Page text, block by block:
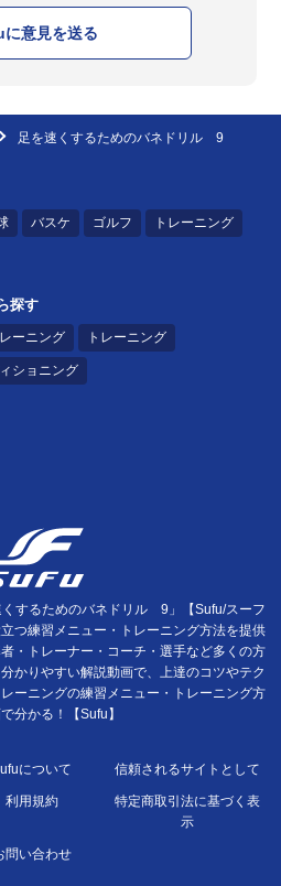
意見を送る
足を速くするためのバネドリル 9
バスケ ゴルフ トレーニング
探す
ーニング トレーニング
ショニング
くするためのバネドリル 9」【Sufu/スーフ
つ練習メニュー・トレーニング方法を提供
・トレーナー・コーチ・選手など多くの方
かりやすい解説動画で、上達のコツやテク
ーニングの練習メニュー・トレーニング方
分かる！【Sufu】
について 信頼されるサイトとして
利用規約
特定商取引法に基づく表
示
問い合わせ